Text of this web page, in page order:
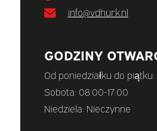
info@vdhurk.nl
GODZINY
Od poniedziałku do
Sobota: 08:00-17:00
Niedziela: Nieczynne